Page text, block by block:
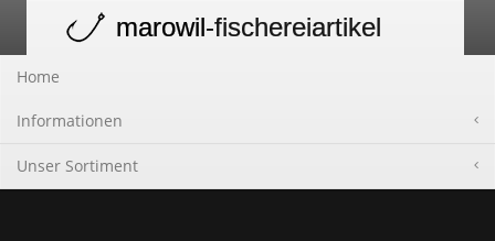
navigation
marowil-fischereiartikel
Home
Informationen
Unser Sortiment